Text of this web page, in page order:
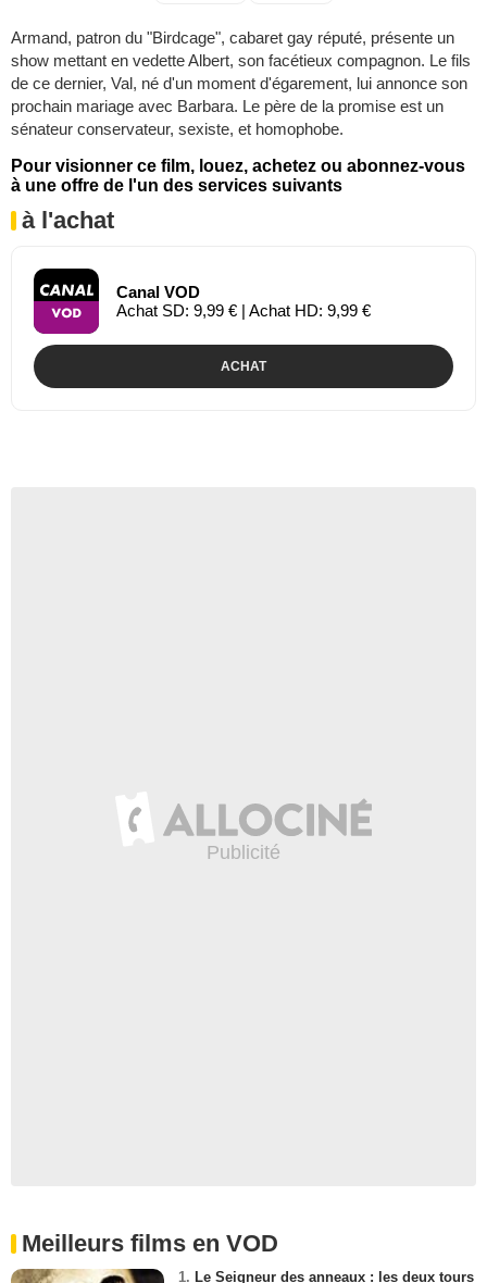
Armand, patron du "Birdcage", cabaret gay réputé, présente un
show mettant en vedette Albert, son facétieux compagnon. Le fils
de ce dernier, Val, né d'un moment d'égarement, lui annonce son
prochain mariage avec Barbara. Le père de la promise est un
sénateur conservateur, sexiste, et homophobe.
Pour visionner ce film, louez, achetez ou abonnez-vous
à une offre de l'un des services suivants
à l'achat
Canal VOD
Achat SD: 9,99 € | Achat HD: 9,99 €
ACHAT
Meilleurs films en VOD
1. Le Seigneur des anneaux : les deux tours